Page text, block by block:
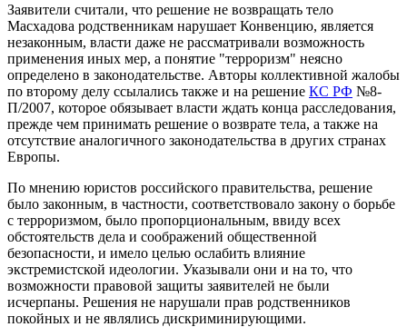
Заявители считали, что решение не возвращать тело
Масхадова родственникам нарушает Конвенцию, является
незаконным, власти даже не рассматривали возможность
применения иных мер, а понятие "терроризм" неясно
определено в законодательстве. Авторы коллективной жалобы
по второму делу ссылались также и на решение КС РФ №8-
П/2007, которое обязывает власти ждать конца расследования,
прежде чем принимать решение о возврате тела, а также на
отсутствие аналогичного законодательства в других странах
Европы.
По мнению юристов российского правительства, решение
было законным, в частности, соответствовало закону о борьбе
с терроризмом, было пропорциональным, ввиду всех
обстоятельств дела и соображений общественной
безопасности, и имело целью ослабить влияние
экстремистской идеологии. Указывали они и на то, что
возможности правовой защиты заявителей не были
исчерпаны. Решения не нарушали прав родственников
покойных и не являлись дискриминирующими.